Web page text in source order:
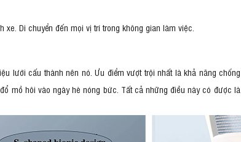
Di chuyển đến mọi vị trí trong không gian làm việc.
lưới cấu thành nên nó. Ưu điểm vượt trội nhất là khả năng
mồ hôi vào ngày hè nóng bức. Tất cả những điều này có được